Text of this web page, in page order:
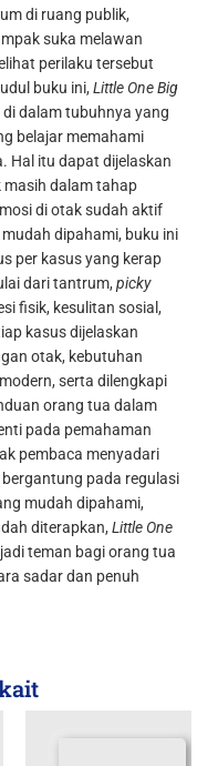
di ruang publik,
suka melawan
perilaku tersebut
buku ini, Little One Big
dalam tubuhnya yang
belajar memahami
Hal itu dapat dijelaskan
masih dalam tahap
di otak sudah aktif
dipahami, buku ini
per kasus yang kerap
dari tantrum, picky
fisik, kesulitan sosial,
kasus dijelaskan
otak, kebutuhan
serta dilengkapi
orang tua dalam
pada pemahaman
pembaca menyadari
pada regulasi
mudah dipahami,
diterapkan, Little One
teman bagi orang tua
sadar dan penuh